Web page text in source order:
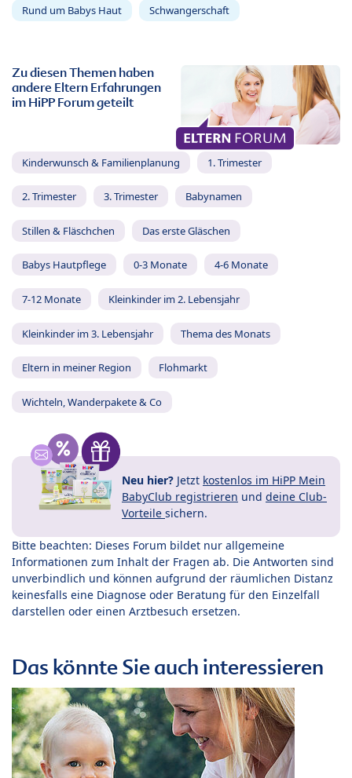
Rund um Babys Haut Schwangerschaft
Zu diesen Themen haben
andere Eltern Erfahrungen
im HiPP Forum geteilt
Kinderwunsch & Familienplanung 1. Trimester
2. Trimester 3. Trimester Babynamen
Stillen & Fläschchen Das erste Gläschen
Babys Hautpflege 0-3 Monate 4-6 Monate
7-12 Monate Kleinkinder im 2. Lebensjahr
Kleinkinder im 3. Lebensjahr Thema des Monats
Eltern in meiner Region Flohmarkt
Wichteln, Wanderpakete & Co
Neu hier? Jetzt kostenlos im HiPP Mein
BabyClub registrieren und deine Club-
Vorteile sichern.
Bitte beachten: Dieses Forum bildet nur allgemeine
Informationen zum Inhalt der Fragen ab. Die Antworten sind
unverbindlich und können aufgrund der räumlichen Distanz
keinesfalls eine Diagnose oder Beratung für den Einzelfall
darstellen oder einen Arztbesuch ersetzen.
Das könnte Sie auch interessieren